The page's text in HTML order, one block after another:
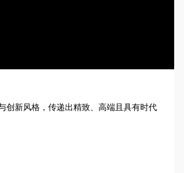
创新风格，传递出精致、高端且具有时代